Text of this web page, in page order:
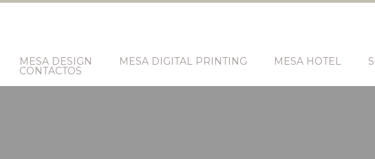
MESA DESIGN MESA DIGITAL PRINTING MESA HOTEL
CONTACTOS